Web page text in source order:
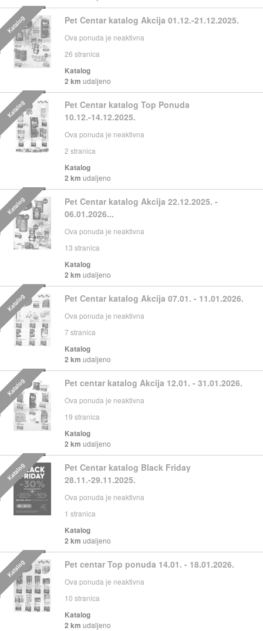
Pet Centar katalog Akcija 01.12.-21.12.2025.
Ova ponuda je neaktivna
26 stranica
Katalog
2 km udaljeno
Katalog
Pet Centar katalog Top Ponuda
10.12.-14.12.2025.
Ova ponuda je neaktivna
2 stranica
Katalog
2 km udaljeno
Katalog
Pet Centar katalog Akcija 22.12.2025. -
06.01.2026...
Ova ponuda je neaktivna
13 stranica
Katalog
2 km udaljeno
Katalog
Pet Centar katalog Akcija 07.01. - 11.01.2026.
Ova ponuda je neaktivna
7 stranica
Katalog
2 km udaljeno
Katalog
Pet centar katalog Akcija 12.01. - 31.01.2026.
Ova ponuda je neaktivna
19 stranica
Katalog
2 km udaljeno
Katalog
Pet Centar katalog Black Friday
28.11.-29.11.2025.
Ova ponuda je neaktivna
1 stranica
Katalog
2 km udaljeno
Katalog
Pet centar Top ponuda 14.01. - 18.01.2026.
Ova ponuda je neaktivna
10 stranica
Katalog
2 km udaljeno
Katalog